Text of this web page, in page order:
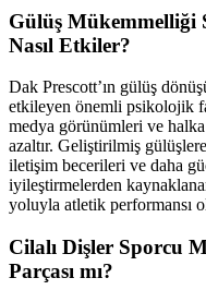
Gülüş Mükemmelliği
Nasıl Etkiler?
Dak Prescott’ın gülüş
etkileyen önemli psikolojik
medya görünümleri ve halka
azaltır. Geliştirilmiş
iletişim becerileri ve daha
iyileştirmelerden
yoluyla atletik performansı
Cilalı Dişler Sporcu
Parçası mı?